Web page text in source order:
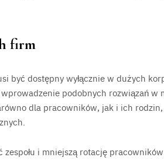
firm
być dostępny wyłącznie w dużych
podobnych rozwiązań w
dla pracowników, jak i ich
i mniejszą rotację pracowników.